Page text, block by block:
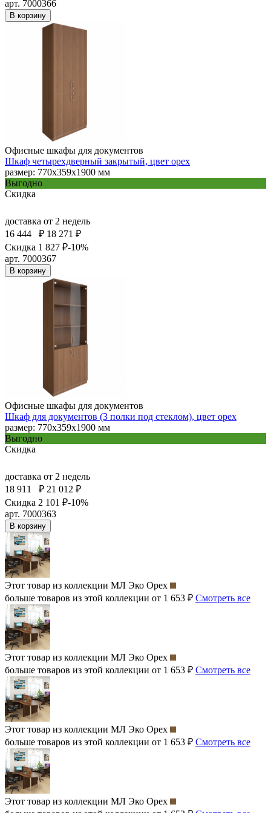
арт. 7000366
В корзину
Офисные шкафы для документов
Шкаф четырехдверный закрытый, цвет орех
размер: 770х359х1900 мм
Выгодно
Скидка
доставка от 2 недель
16 444
₽ 18 271 ₽
Скидка 1 827 ₽-10%
арт. 7000367
В корзину
Офисные шкафы для документов
Шкаф для документов (3 полки под стеклом), цвет орех
размер: 770х359х1900 мм
Выгодно
Скидка
доставка от 2 недель
18 911
₽ 21 012 ₽
Скидка 2 101 ₽-10%
арт. 7000363
В корзину
Этот товар из коллекции МЛ Эко Орех
больше товаров из этой коллекции от 1 653 ₽ Смотреть все
Этот товар из коллекции МЛ Эко Орех
больше товаров из этой коллекции от 1 653 ₽ Смотреть все
Этот товар из коллекции МЛ Эко Орех
больше товаров из этой коллекции от 1 653 ₽ Смотреть все
Этот товар из коллекции МЛ Эко Орех